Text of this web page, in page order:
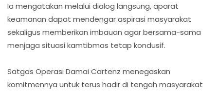
Ia mengatakan melalui dialog langsung, aparat
keamanan dapat mendengar aspirasi masyarakat
sekaligus memberikan imbauan agar bersama-sama
menjaga situasi kamtibmas tetap kondusif.
Satgas Operasi Damai Cartenz menegaskan
komitmennya untuk terus hadir di tengah masyarakat